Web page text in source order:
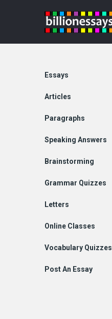
Billion
Essays
Explore
Essays
Articles
Paragraphs
Speaking Answers
Brainstorming
Grammar Quizzes
Letters
Online Classes
Vocabulary Quizzes
Post An Essay